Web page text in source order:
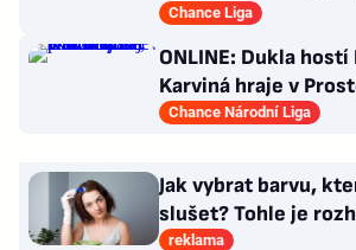
body proti favoritovi?
Chance Liga
ONLINE: Dukla
Karviná hraje v
Opava proti Kladnu
Chance Národní Liga
Jak vybrat barvu,
slušet? Tohle je
reklama